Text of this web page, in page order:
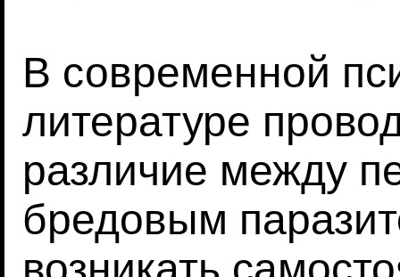
В современной
литературе
различие между
бредовым